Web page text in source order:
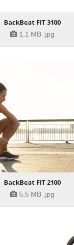
BackBeat FIT 3100
1,1 MB .jpg
BackBeat FIT 2100
5,5 MB .jpg